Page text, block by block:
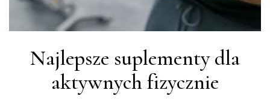
Najlepsze suplementy dla
aktywnych fizycznie